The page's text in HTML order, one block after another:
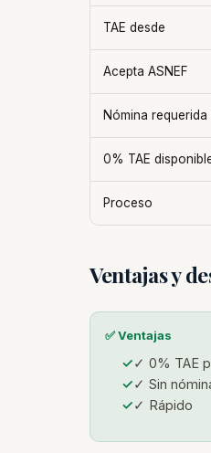
TAE desde
Acepta ASNEF
Nómina requerida
0% TAE
Proceso
Ventajas y
✅ Ventajas
✓ 0% TAE
✓ Sin
✓ Rápido